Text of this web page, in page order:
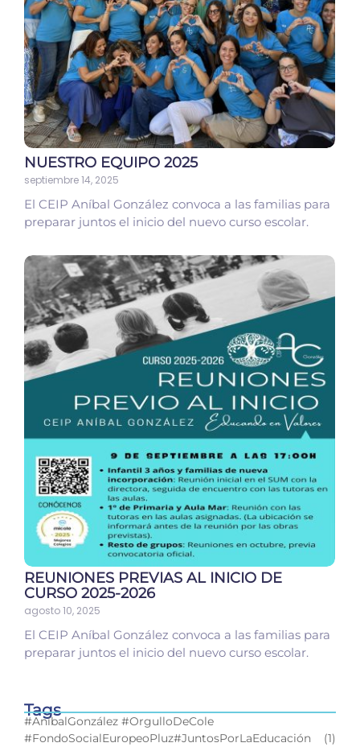
NUESTRO EQUIPO 2025
septiembre 14, 2025
El CEIP Aníbal González convoca a las familias para
preparar juntos el inicio del nuevo curso escolar.
REUNIONES PREVIAS AL INICIO DE
CURSO 2025-2026
agosto 10, 2025
El CEIP Aníbal González convoca a las familias para
preparar juntos el inicio del nuevo curso escolar.
Tags
#AníbalGonzález #OrgulloDeCole
#FondoSocialEuropeoPluz#JuntosPorLaEducación
(1)